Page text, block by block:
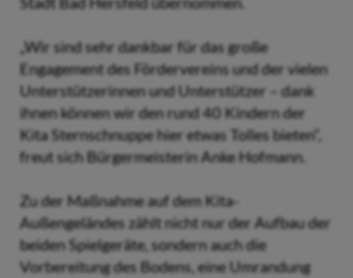
„Wir sind sehr dankbar für das große
Engagement des Fördervereins und der vielen
Unterstützerinnen und Unterstützer – dank
ihnen können wir den rund 40 Kindern der
Kita Sternschnuppe hier etwas Tolles bieten“,
freut sich Bürgermeisterin Anke Hofmann.
Zu der Maßnahme auf dem Kita-
Außengeländes zählt nicht nur der Aufbau der
beiden Spielgeräte, sondern auch die
Vorbereitung des Bodens, eine Umrandung